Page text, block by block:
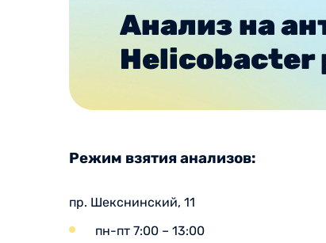
Анализ на
Helicobacter
Режим взятия анализов:
пр. Шекснинский, 11
пн-пт 7:00 – 13:00